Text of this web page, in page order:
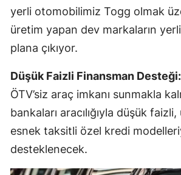
yerli otomobilimiz Togg olmak
üretim yapan dev markaların
plana çıkıyor.
Düşük Faizli Finansman Desteği:
ÖTV’siz araç imkanı sunmakla
bankaları aracılığıyla düşük
esnek taksitli özel kredi
desteklenecek.